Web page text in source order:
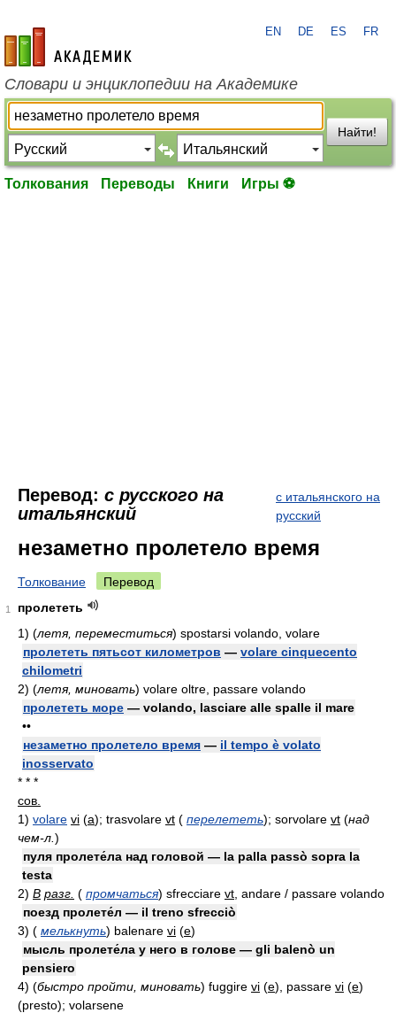
academic.ru
EN DE ES FR
Словари и энциклопедии на Академике
Найти!
Толкования Переводы Книги Игры ⚽
Перевод: с русского на
итальянский
с итальянского на
русский
незаметно пролетело время
Толкование Перевод
1
пролететь
1) (летя, переместиться) spostarsi volando, volare
пролететь пятьсот километров — volare cinquecento
chilometri
2) (летя, миновать) volare oltre, passare volando
пролететь море — volando, lasciare alle spalle il mare
••
незаметно пролетело время — il tempo è volato
inosservato
* * *
сов.
1) volare vi (a); trasvolare vt ( перелететь); sorvolare vt (над
чем-л. )
пуля пролете́ла над головой — la palla passò sopra la
testa
2) В разг. ( промчаться) sfrecciare vt , andare / passare volando
поезд пролете́л — il treno sfrecciò
3) ( мелькнуть) balenare vi (e)
мысль пролете́ла у него в голове — gli balenò un
pensiero
4) (быстро пройти, миновать) fuggire vi (e) , passare vi (e)
(presto); volarsene